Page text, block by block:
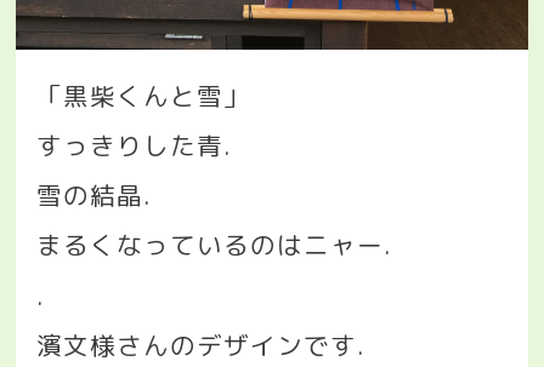
「黒柴くんと雪」
すっきりした青.
雪の結晶.
まるくなっているのはニャー.
.
濱文様さんのデザインです.